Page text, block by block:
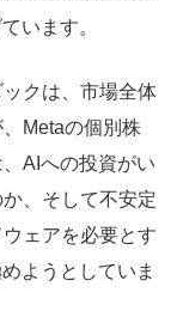
います。
クは、市場全体
Metaの個別株
AIへの投資がい
、そして不安定
ェアを必要とす
ようとしていま